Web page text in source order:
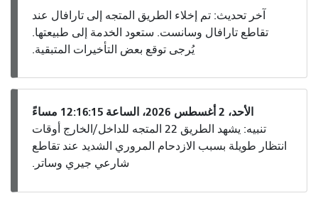
آخر تحديث: تم إخلاء الطريق المتجه إلى تارافال عند
تقاطع تارافال وسانست. ستعود الخدمة إلى طبيعتها.
يُرجى توقع بعض التأخيرات المتبقية.
الأحد، 2 أغسطس 2026، الساعة 12:16:15 مساءً
تنبيه: يشهد الطريق 22 المتجه للداخل/الخارج أوقات
انتظار طويلة بسبب الازدحام المروري الشديد عند تقاطع
شارعي جيري وساتر.